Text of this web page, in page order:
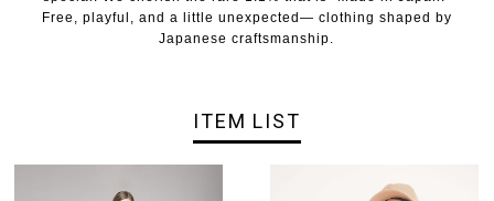
Free, playful, and a little unexpected— clothing shaped by
Japanese craftsmanship.
ITEM LIST